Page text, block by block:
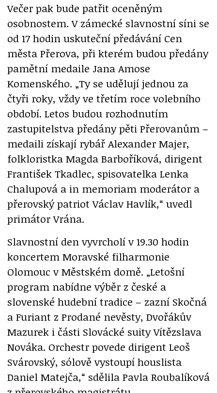
Večer pak bude patřit oceněným
osobnostem. V zámecké slavnostní síni se
od 17 hodin uskuteční předávání Cen
města Přerova, při kterém budou předány
pamětní medaile Jana Amose
Komenského. „Ty se udělují jednou za
čtyři roky, vždy ve třetím roce volebního
období. Letos budou rozhodnutím
zastupitelstva předány pěti Přerovanům –
medaili získají rybář Alexander Majer,
folkloristka Magda Barboříková, dirigent
František Tkadlec, spisovatelka Lenka
Chalupová a in memoriam moderátor a
přerovský patriot Václav Havlík,“ uvedl
primátor Vrána.
Slavnostní den vyvrcholí v 19.30 hodin
koncertem Moravské filharmonie
Olomouc v Městském domě. „Letošní
program nabídne výběr z české a
slovenské hudební tradice – zazní Skočná
a Furiant z Prodané nevěsty, Dvořákův
Mazurek i části Slovácké suity Vítězslava
Nováka. Orchestr povede dirigent Leoš
Svárovský, sólově vystoupí houslista
Daniel Matejča,“ sdělila Pavla Roubalíková